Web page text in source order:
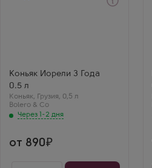
Коньяк Иорели 3 Года
0.5 л
Коньяк, Грузия, 0,5 л
Bolero & Co
Через 1-2 дня
Выдержка
3 года
Игорь М.
Классический
цветочный аромат с
легким медовым
приятную свежесть.
от 890